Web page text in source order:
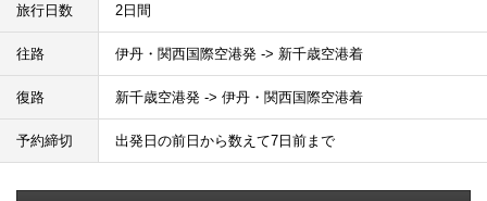
旅行日数 2日間
往路 伊丹・関西国際空港発 -> 新千歳空港着
復路 新千歳空港発 -> 伊丹・関西国際空港着
予約締切 出発日の前日から数えて7日前まで